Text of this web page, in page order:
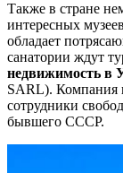
Также в стране
интересных
обладает
санатории ждут
недвижимость в
SARL). Компания
сотрудники
бывшего СССР.